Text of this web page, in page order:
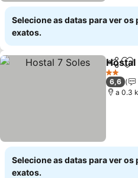
Selecione as datas para ver os
exatos.
Hostal
2 Estrelas
6,6
a 0.3
Selecione as datas para ver os
exatos.